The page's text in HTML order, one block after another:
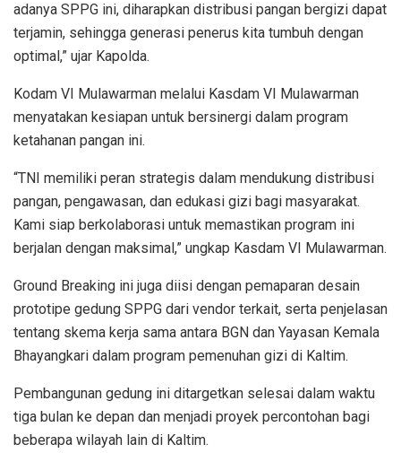
adanya SPPG ini, diharapkan distribusi pangan bergizi dapat
terjamin, sehingga generasi penerus kita tumbuh dengan
optimal,” ujar Kapolda.
Kodam VI Mulawarman melalui Kasdam VI Mulawarman
menyatakan kesiapan untuk bersinergi dalam program
ketahanan pangan ini.
“TNI memiliki peran strategis dalam mendukung distribusi
pangan, pengawasan, dan edukasi gizi bagi masyarakat.
Kami siap berkolaborasi untuk memastikan program ini
berjalan dengan maksimal,” ungkap Kasdam VI Mulawarman.
Ground Breaking ini juga diisi dengan pemaparan desain
prototipe gedung SPPG dari vendor terkait, serta penjelasan
tentang skema kerja sama antara BGN dan Yayasan Kemala
Bhayangkari dalam program pemenuhan gizi di Kaltim.
Pembangunan gedung ini ditargetkan selesai dalam waktu
tiga bulan ke depan dan menjadi proyek percontohan bagi
beberapa wilayah lain di Kaltim.